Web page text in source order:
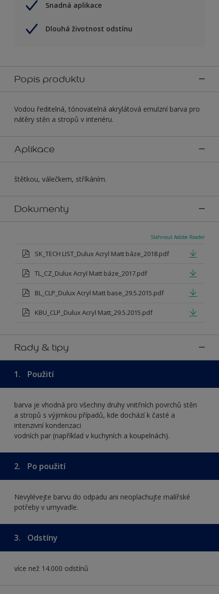
Snadná aplikace
Dlouhá životnost odstínu
Popis produktu
Vodou ředitelná, tónovatelná akrylátová emulzní barva pro
nátěry stěn a stropů v interiéru.
Aplikace
štětkou, válečkem, stříkáním.
Dokumenty
Stáhnout Adobe Reader
SK_TECH LIST_Dulux Acryl Matt báze_2018.pdf
TL_CZ_Dulux Acryl Matt báze_2017.pdf
BL_CLP_Dulux Acryl Matt base_29.5.2015.pdf
KBU_CLP_Dulux Acryl Matt_29.5.2015.pdf
Rady & tipy
1. Použití
barva je vhodná pro všechny druhy vnitřních povrchů stěn
a stropů s výjimkou případů, kde dochází k časté a
intenzivní kondenzaci
vodních par (například v kuchyních a koupelnách).
2. Po použití
Nevylévejte barvu do odpadu ani neoplachujte malířské
potřeby v umyvadle.
3. Odstíny
více než 14.000 odstínů